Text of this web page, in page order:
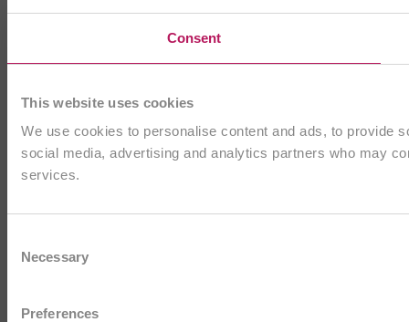
Consent
This website uses cookies
We use cookies to personalise content and ads, to provide
social media, advertising and analytics partners who may
services.
Selection
Necessary
Preferences